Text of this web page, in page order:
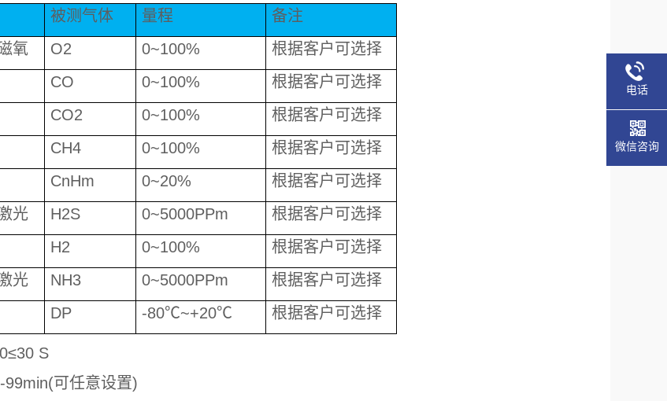
被测气体 量程
备注
氧
O2 0~100%
根据客户可选择
CO 0~100%
根据客户可选择
CO2 0~100%
根据客户可选择
CH4 0~100%
根据客户可选择
CnHm 0~20%
根据客户可选择
光
H2S 0~5000PPm
根据客户可选择
H2 0~100%
根据客户可选择
光
NH3 0~5000PPm
根据客户可选择
DP -80℃~+20℃ 根据客户可选择
S
99min(可任意设置)
电话
微信咨询